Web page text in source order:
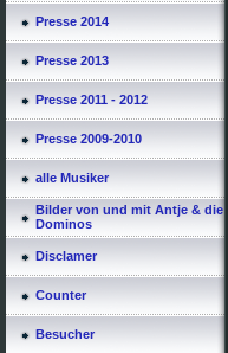
Presse 2014
Presse 2013
Presse 2011 - 2012
Presse 2009-2010
alle Musiker
Bilder von und mit Antje & die
Dominos
Disclamer
Counter
Besucher
*